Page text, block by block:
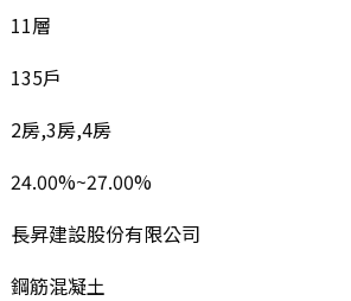
11層
135戶
2房,3房,4房
24.00%~27.00%
長昇建設股份有限公司
鋼筋混凝土